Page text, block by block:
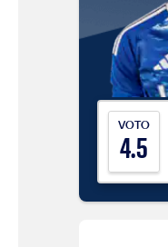
VOTO
4.5